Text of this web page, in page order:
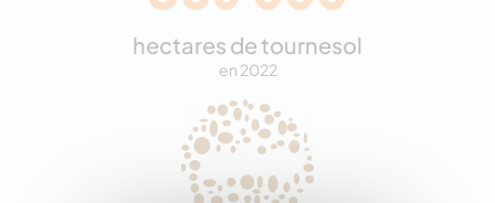
hectares de tournesol
en 2022